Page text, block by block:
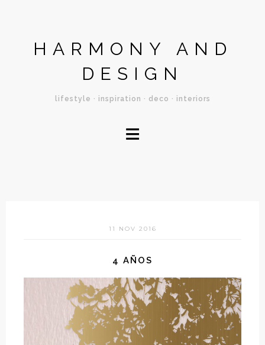
HARMONY AND
DESIGN
lifestyle · inspiration · deco · interiors
≡
11 NOV 2016
4 AÑOS